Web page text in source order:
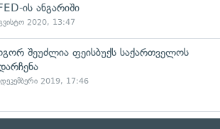
ის ანგარიში
2020, 13:47
შეუძლია ფეისბუქს საქართველოს
2019, 17:46